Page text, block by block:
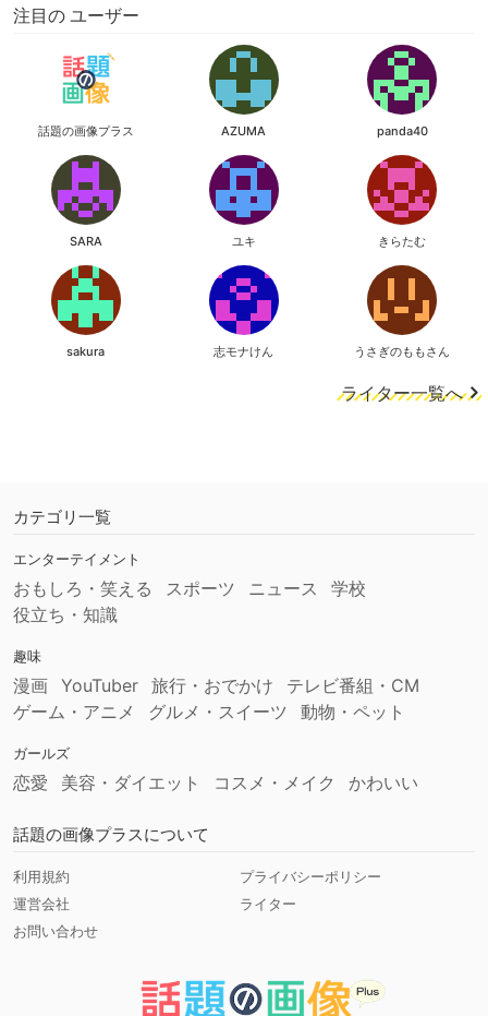
注目の ユーザー
話題の画像プラス AZUMA panda40
SARA ユキ きらたむ
sakura 志モナけん うさぎのももさん
ライター一覧へ
カテゴリ一覧
エンターテイメント
おもしろ・笑える スポーツ ニュース
学校
役立ち・知識
趣味
漫画 YouTuber 旅行・おでかけ
テレビ番組・CM
ゲーム・アニメ
グルメ・スイーツ 動物・ペット
ガールズ
恋愛 美容・ダイエット コスメ・メイク かわいい
話題の画像プラスについて
利用規約
プライバシーポリシー
運営会社
ライター
お問い合わせ